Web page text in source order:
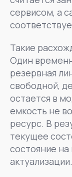
сервисом, а
Такие
Один
резервная
свободной,
остается в
емкость не
ресурс. В
текущее
состояние
актуализации.